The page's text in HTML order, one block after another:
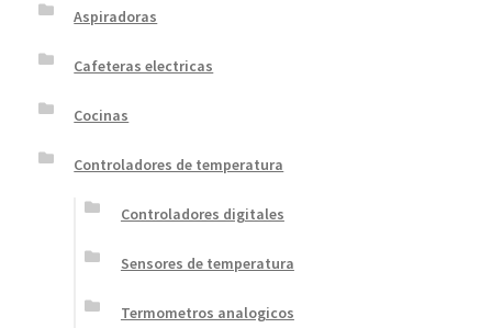
Aspiradoras
Cafeteras electricas
Cocinas
Controladores de temperatura
Controladores digitales
Sensores de temperatura
Termometros analogicos